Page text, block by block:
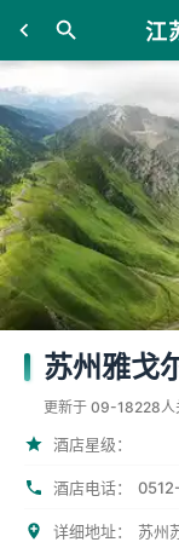
江
苏州雅戈
更新于 09-18228人
酒店星级：
酒店电话：
详细地址： 苏州